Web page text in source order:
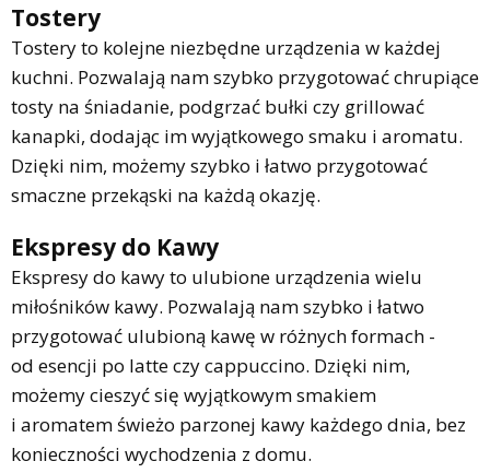
Tostery
Tostery to kolejne niezbędne urządzenia w każdej
kuchni. Pozwalają nam szybko przygotować chrupiące
tosty na śniadanie, podgrzać bułki czy grillować
kanapki, dodając im wyjątkowego smaku i aromatu.
Dzięki nim, możemy szybko i łatwo przygotować
smaczne przekąski na każdą okazję.
Ekspresy do Kawy
Ekspresy do kawy to ulubione urządzenia wielu
miłośników kawy. Pozwalają nam szybko i łatwo
przygotować ulubioną kawę w różnych formach -
od esencji po latte czy cappuccino. Dzięki nim,
możemy cieszyć się wyjątkowym smakiem
i aromatem świeżo parzonej kawy każdego dnia, bez
konieczności wychodzenia z domu.